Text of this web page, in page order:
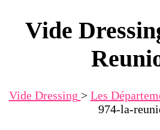
Vide
Vide Dressing > Les
974-la-